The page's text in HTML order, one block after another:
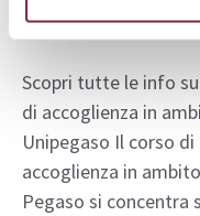
Pegaso
Scopri tutte le info
di accoglienza in
Unipegaso Il corso
accoglienza in
Pegaso si concentra